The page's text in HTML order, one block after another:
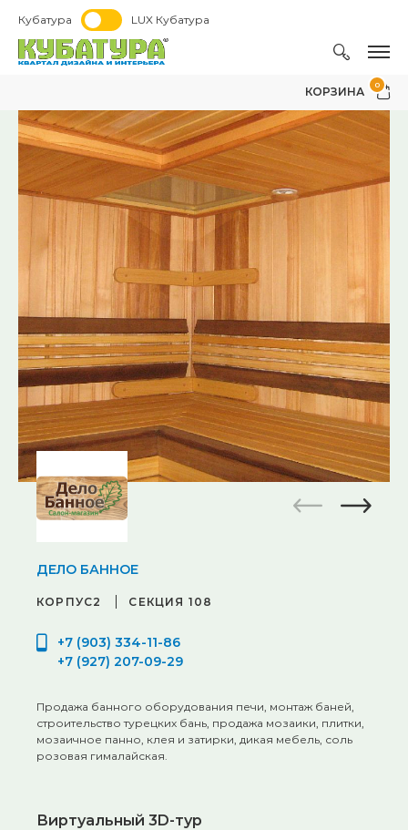
Кубатура LUX Кубатура
КОРЗИНА
0
ДЕЛО БАННОЕ
КОРПУС2 СЕКЦИЯ 108
+7 (903) 334-11-86
+7 (927) 207-09-29
Продажа банного оборудования печи, монтаж баней,
строительство турецких бань, продажа мозаики, плитки,
мозаичное панно, клея и затирки, дикая мебель, соль
розовая гималайская.
Виртуальный 3D-тур